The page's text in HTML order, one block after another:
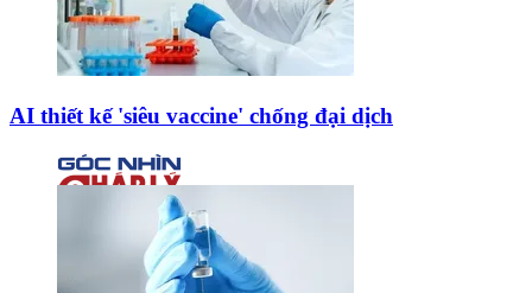
AI thiết kế 'siêu vaccine' chống đại dịch